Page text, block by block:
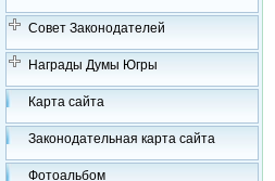
Совет Законодателей
Награды Думы Югры
Карта сайта
Законодательная карта сайта
Фотоальбом